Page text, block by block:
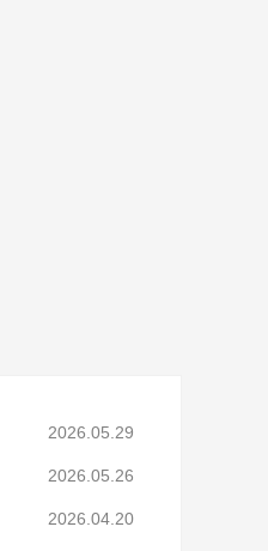
2026.05.29
2026.05.26
2026.04.20